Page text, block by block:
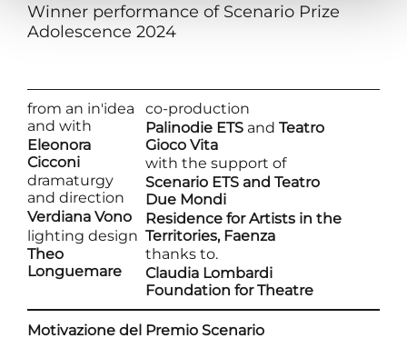
Winner performance of Scenario Prize
Adolescence 2024
from an in'idea
and with
Eleonora
Cicconi
dramaturgy
and direction
Verdiana Vono
lighting design
Theo
Longuemare
co-production
Palinodie ETSand Teatro
Gioco Vita
with the support of
Scenario ETS and Teatro
Due Mondi
Residence for Artists in the
Territories, Faenza
thanks to.
Claudia Lombardi
Foundation for Theatre
Motivazione del Premio Scenario